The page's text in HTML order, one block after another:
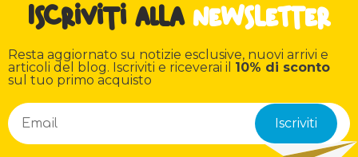
Iscriviti alla newsletter
Resta aggiornato su notizie esclusive, nuovi arrivi e
articoli del blog. Iscriviti e riceverai il 10% di sconto
sul tuo primo acquisto